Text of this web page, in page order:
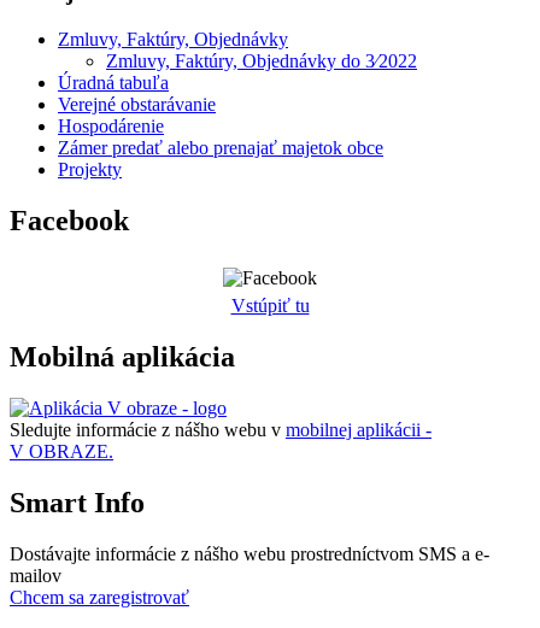
Zmluvy, Faktúry, Objednávky
Zmluvy, Faktúry, Objednávky do 3⁄2022
Úradná tabuľa
Verejné obstarávanie
Hospodárenie
Zámer predať alebo prenajať majetok obce
Projekty
Facebook
Vstúpiť tu
Mobilná aplikácia
Sledujte informácie z nášho webu v mobilnej aplikácii -
V OBRAZE.
Smart Info
Dostávajte informácie z nášho webu prostredníctvom SMS a e-
mailov
Chcem sa zaregistrovať